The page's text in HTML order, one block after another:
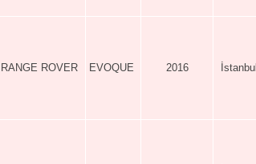
RANGE ROVER EVOQUE 2016 İstanbul